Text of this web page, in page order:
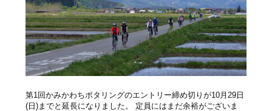
第1回かみかわちポタリングのエントリー締め切りが10月29日
(日)までと延長になりました。 定員にはまだ余裕がございま